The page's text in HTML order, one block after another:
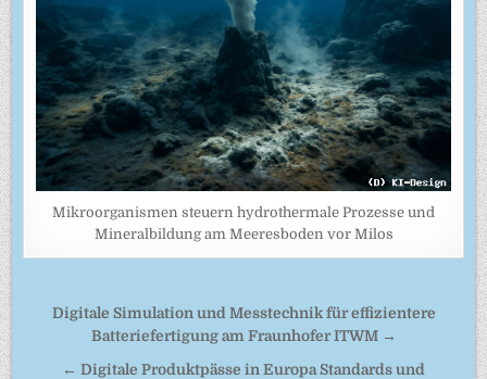
Mikroorganismen steuern hydrothermale Prozesse und
Mineralbildung am Meeresboden vor Milos
Beitragsnavigation
Digitale Simulation und Messtechnik für effizientere
Batteriefertigung am Fraunhofer ITWM →
← Digitale Produktpässe in Europa Standards und